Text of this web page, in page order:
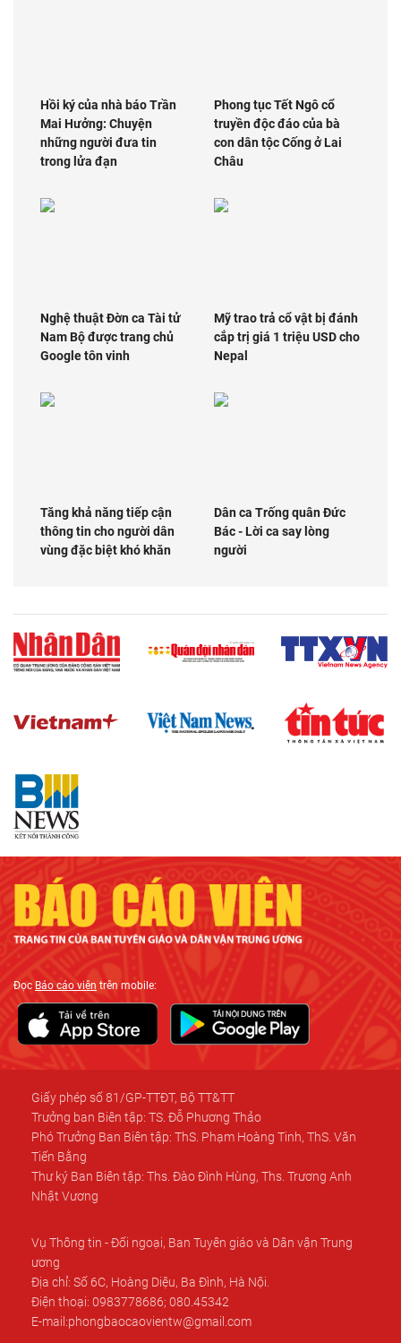
Hồi ký của nhà báo Trần
Mai Hưởng: Chuyện
những người đưa tin
trong lửa đạn
Phong tục Tết Ngô cổ
truyền độc đáo của bà
con dân tộc Cống ở Lai
Châu
Nghệ thuật Đờn ca Tài tử
Nam Bộ được trang chủ
Google tôn vinh
Mỹ trao trả cổ vật bị đánh
cắp trị giá 1 triệu USD cho
Nepal
Tăng khả năng tiếp cận
thông tin cho người dân
vùng đặc biệt khó khăn
Dân ca Trống quân Đức
Bác - Lời ca say lòng
người
ĐọcBáo cáo viên trên mobile:
Giấy phép số 81/GP-TTĐT, Bộ TT&TT
Trưởng ban Biên tập: TS. Đỗ Phương Thảo
Phó Trưởng Ban Biên tập: ThS. Phạm Hoàng Tinh, ThS. Văn
Tiến Bằng
Thư ký Ban Biên tập: Ths. Đào Đình Hùng, Ths. Trương Anh
Nhật Vương
Vụ Thông tin - Đối ngoại, Ban Tuyên giáo và Dân vận Trung
ương
Địa chỉ: Số 6C, Hoàng Diệu, Ba Đình, Hà Nội.
Điện thoại: 0983778686; 080.45342
E-mail:phongbaocaovientw@gmail.com